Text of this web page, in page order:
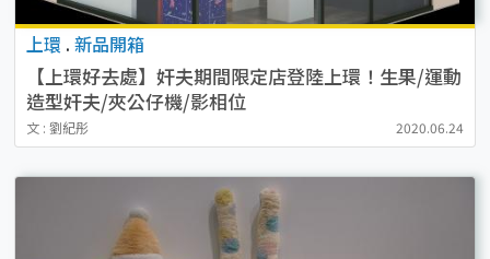
上環 . 新品開箱
【上環好去處】奸夫期間限定店登陸上環！生果/運動
造型奸夫/夾公仔機/影相位
文 : 劉紀彤 2020.06.24